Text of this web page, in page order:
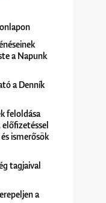
a Napunk
a Denník
feloldása
ismerősök
tagjaival
a